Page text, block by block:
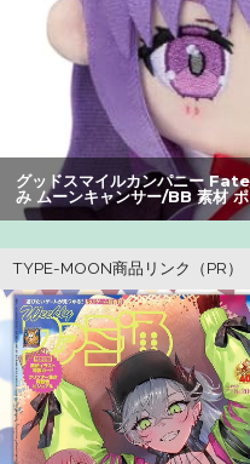
26/08/05のニュース
【画像】井口裕香(36)、タ
いデカイｗｗｗｗｗｗｗｗ
【画像】美人すぎる女医
いいべｗｗｗｗ ：26/08/
【画像】咲-saki-作者、よ
【朗報】アマガミの棚町薫
なる：26/08/03のニュース
【悲報】男が嫌いな男の
ｗ
【悲報】Z世代の身長低下
グッドスマイルカンパニー
み ムーンキャンサー/BB 素材